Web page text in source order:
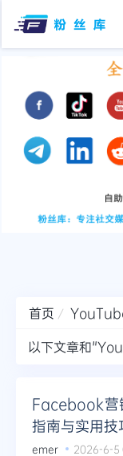
首页
以下文章和
Facebook营
指南与实用技
emer 2026-6-5